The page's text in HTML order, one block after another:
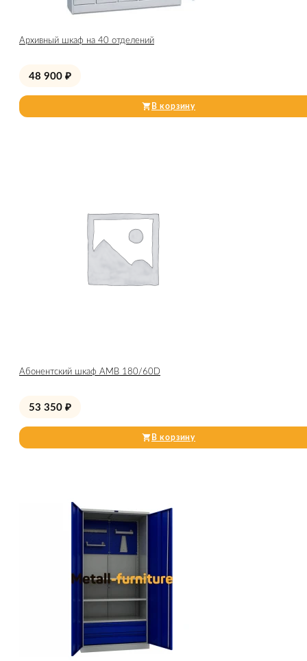
Архивный шкаф на 40 отделений
48 900 ₽
В корзину
Абонентский шкаф AMB 180/60D
53 350 ₽
В корзину